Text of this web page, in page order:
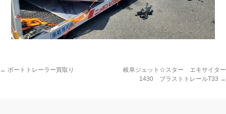
← ボートトレーラー買取り
岐阜ジェット☆スター エキサイター
1430 ブラストトレールT33 →